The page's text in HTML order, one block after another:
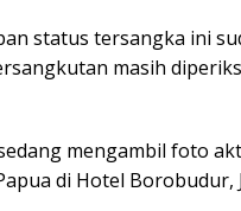
status tersangka ini
masih
mengambil foto
di Hotel Borobudur,